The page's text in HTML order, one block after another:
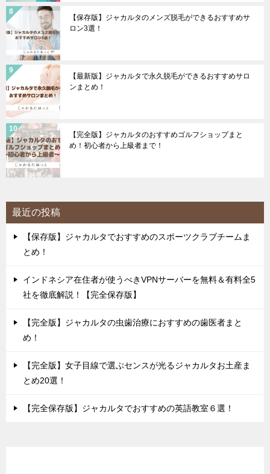
【保存版】ジャカルタのメンズ脱毛ができるおすすめサ
ロン3選！
【最新版】ジャカルタで永久脱毛ができるおすすめサロ
ンまとめ！
【完全版】ジャカルタのおすすめゴルフショップまと
め！初心者から上級者まで！
最近の投稿
【保存版】ジャカルタでおすすめのスポーツクラブチームま
とめ！
インドネシア在住者が使うべきVPNサーバーを無料＆有料全5
社を徹底解説！【完全保存版】
【完全版】ジャカルタの虫歯治療におすすめの歯医者まと
め！
【完全版】女子目線で選ぶセンスが光るジャカルタお土産ま
とめ20選！
【完全保存版】ジャカルタでおすすめの英語教室６選！